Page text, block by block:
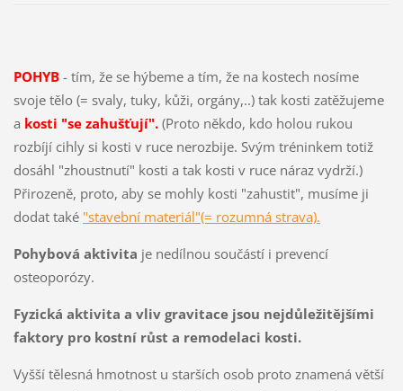
POHYB- tím, že se hýbeme a tím, že na kostech nosíme
svoje tělo (= svaly, tuky, kůži, orgány,..) tak kosti zatěžujeme
a kosti "se zahušťují". (Proto někdo, kdo holou rukou
rozbíjí cihly si kosti v ruce nerozbije. Svým tréninkem totiž
dosáhl "zhoustnutí" kosti a tak kosti v ruce náraz vydrží.)
Přirozeně, proto, aby se mohly kosti "zahustit", musíme ji
dodat také "stavební materiál"(= rozumná strava).
Pohybová aktivita je nedílnou součástí i prevencí
osteoporózy.
Fyzická aktivita a vliv gravitace jsou nejdůležitějšími
faktory pro kostní růst a remodelaci kosti.
Vyšší tělesná hmotnost u starších osob proto znamená větší